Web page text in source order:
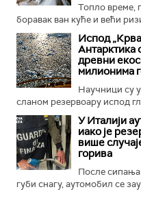
Топло време,
боравак ван куће и већи
Испод
Антарктика
древни
милионима
Научници су
сланом резервоару испод
У Италији
иако је
више
горива
После
губи снагу, аутомобил се